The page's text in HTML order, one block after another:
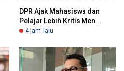
DPR Ajak Mahasiswa dan
Pelajar Lebih Kritis Men...
4 jam lalu